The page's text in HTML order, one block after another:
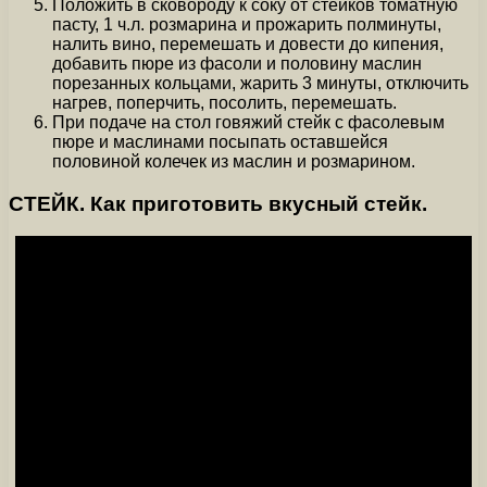
Положить в сковороду к соку от стейков томатную
пасту, 1 ч.л. розмарина и прожарить полминуты,
налить вино, перемешать и довести до кипения,
добавить пюре из фасоли и половину маслин
порезанных кольцами, жарить 3 минуты, отключить
нагрев, поперчить, посолить, перемешать.
При подаче на стол говяжий стейк с фасолевым
пюре и маслинами посыпать оставшейся
половиной колечек из маслин и розмарином.
СТЕЙК. Как приготовить вкусный стейк.